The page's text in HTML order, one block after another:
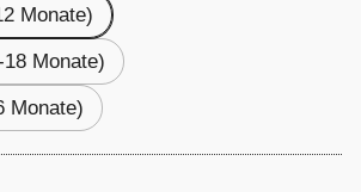
Monate)
Monate)
Monate)